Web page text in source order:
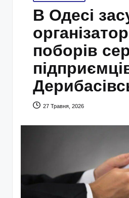
in
В Одесі
поборів
27 Травня, 2026